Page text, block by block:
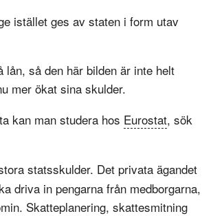
istället ges av staten i form utav
så den här bilden är inte helt
mer ökat sina skulder.
kan man studera hos Eurostat, sök
statsskulder. Det privata ägandet
driva in pengarna från medborgarna,
Skatteplanering, skattesmitning